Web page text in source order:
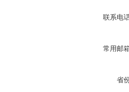
联系电
常用邮
省